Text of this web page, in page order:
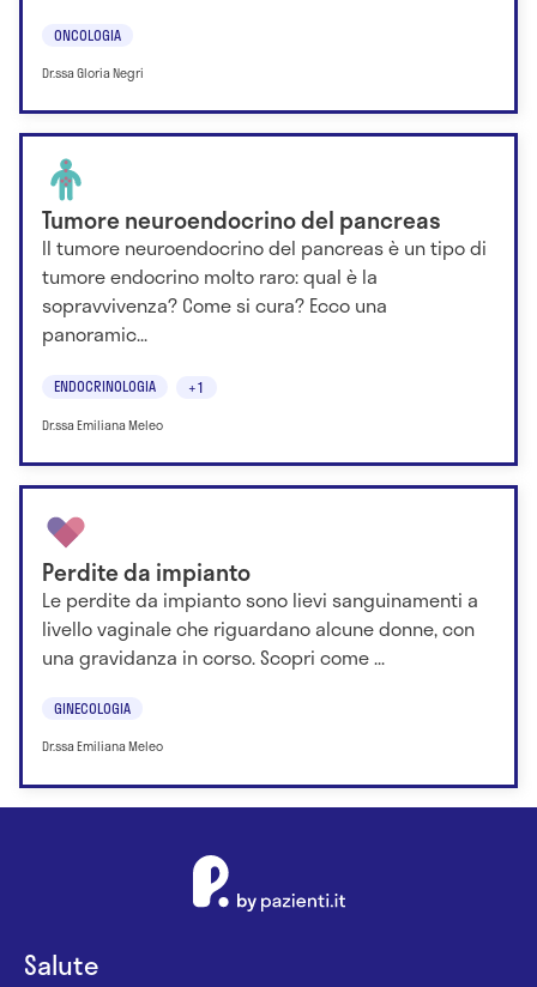
ONCOLOGIA
Dr.ssa Gloria Negri
Tumore neuroendocrino del pancreas
Il tumore neuroendocrino del pancreas è un tipo di
tumore endocrino molto raro: qual è la
sopravvivenza? Come si cura? Ecco una
panoramic...
ENDOCRINOLOGIA +1
Dr.ssa Emiliana Meleo
Perdite da impianto
Le perdite da impianto sono lievi sanguinamenti a
livello vaginale che riguardano alcune donne, con
una gravidanza in corso. Scopri come ...
GINECOLOGIA
Dr.ssa Emiliana Meleo
Salute